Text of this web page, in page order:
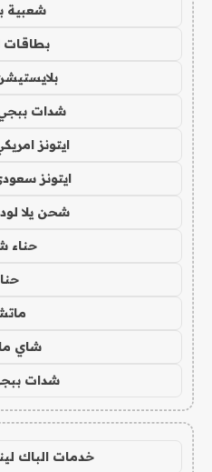
شعبية
بطاقات
شدات
ايتونز
ايتونز
شحن يلا
حناء
حنا
شاي
شدات
خدمات الباك